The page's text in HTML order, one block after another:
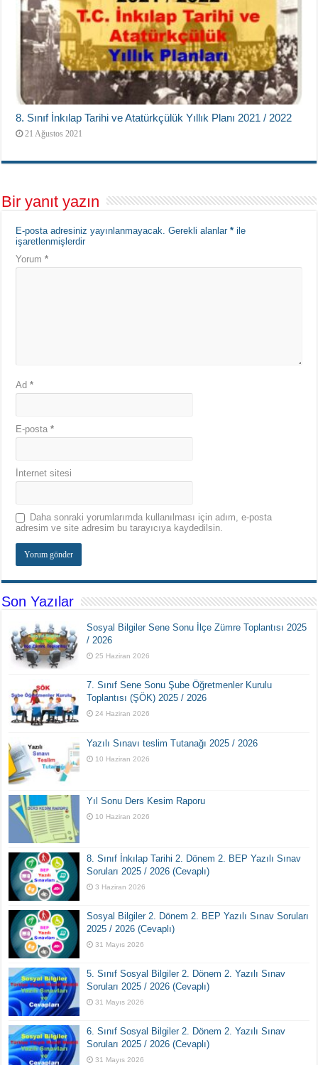
8. Sınıf İnkılap Tarihi ve Atatürkçülük Yıllık Planı 2021 / 2022
21 Ağustos 2021
Bir yanıt yazın
E-posta adresiniz yayınlanmayacak. Gerekli alanlar* ile
işaretlenmişlerdir
Yorum*
Ad*
E-posta*
İnternet sitesi
Daha sonraki yorumlarımda kullanılması için adım, e-posta
adresim ve site adresim bu tarayıcıya kaydedilsin.
Son Yazılar
Sosyal Bilgiler Sene Sonu İlçe Zümre Toplantısı 2025
/ 2026
25 Haziran 2026
7. Sınıf Sene Sonu Şube Öğretmenler Kurulu
Toplantısı (ŞÖK) 2025 / 2026
24 Haziran 2026
Yazılı Sınavı teslim Tutanağı 2025 / 2026
10 Haziran 2026
Yıl Sonu Ders Kesim Raporu
10 Haziran 2026
8. Sınıf İnkılap Tarihi 2. Dönem 2. BEP Yazılı Sınav
Soruları 2025 / 2026 (Cevaplı)
3 Haziran 2026
Sosyal Bilgiler 2. Dönem 2. BEP Yazılı Sınav Soruları
2025 / 2026 (Cevaplı)
31 Mayıs 2026
5. Sınıf Sosyal Bilgiler 2. Dönem 2. Yazılı Sınav
Soruları 2025 / 2026 (Cevaplı)
31 Mayıs 2026
6. Sınıf Sosyal Bilgiler 2. Dönem 2. Yazılı Sınav
Soruları 2025 / 2026 (Cevaplı)
31 Mayıs 2026